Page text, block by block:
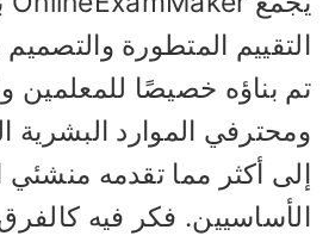
المتطورة والتصميم
بناؤه خصيصًا للمعلمين
الموارد البشرية
أكثر مما تقدمه منشئي
فكر فيه كالفرق